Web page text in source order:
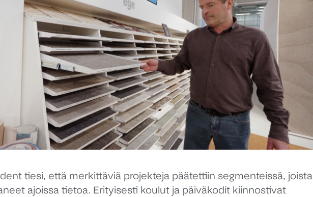
tiesi, että merkittäviä projekteja päätettiin segmenteissä, joista
ajoissa tietoa. Erityisesti koulut ja päiväkodit kiinnostivat